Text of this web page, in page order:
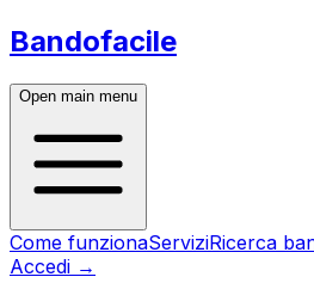
Bandofacile
Open main menu
Come funzionaServiziRicerca
Accedi →